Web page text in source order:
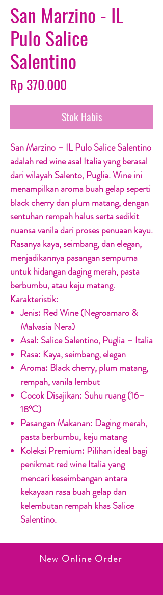
San Marzino - IL
Pulo Salice
Salentino
Rp 370.000
Stok Habis
San Marzino – IL Pulo Salice Salentino
adalah red wine asal Italia yang berasal
dari wilayah Salento, Puglia. Wine ini
menampilkan aroma buah gelap seperti
black cherry dan plum matang, dengan
sentuhan rempah halus serta sedikit
nuansa vanila dari proses penuaan kayu.
Rasanya kaya, seimbang, dan elegan,
menjadikannya pasangan sempurna
untuk hidangan daging merah, pasta
berbumbu, atau keju matang.
Karakteristik:
Jenis: Red Wine (Negroamaro &
Malvasia Nera)
Asal: Salice Salentino, Puglia – Italia
Rasa: Kaya, seimbang, elegan
Aroma: Black cherry, plum matang,
rempah, vanila lembut
Cocok Disajikan: Suhu ruang (16–
18°C)
Pasangan Makanan: Daging merah,
pasta berbumbu, keju matang
Koleksi Premium: Pilihan ideal bagi
penikmat red wine Italia yang
mencari keseimbangan antara
kekayaan rasa buah gelap dan
kelembutan rempah khas Salice
Salentino.
New Online Order